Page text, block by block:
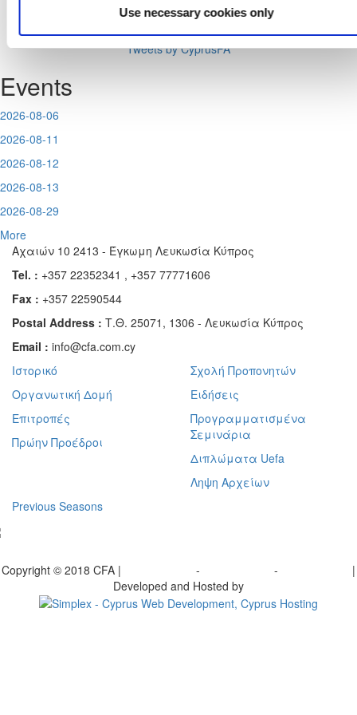
Use necessary cookies only
Tweets by CyprusFA
Events
2026-08-06
2026-08-11
2026-08-12
2026-08-13
2026-08-29
More
Αχαιών 10 2413 - Έγκωμη Λευκωσία Κύπρος
Tel. : +357 22352341 , +357 77771606
Fax : +357 22590544
Postal Address : Τ.Θ. 25071, 1306 - Λευκωσία Κύπρος
Email : info@cfa.com.cy
Ιστορικό
Οργανωτική Δομή
Επιτροπές
Πρώην Προέδροι
Σχολή Προπονητών
Ειδήσεις
Προγραμματισμένα
Σεμινάρια
Διπλώματα Uefa
Ληψη Αρχείων
Previous Seasons
Copyright © 2018 CFA | - -
|
Developed and Hosted by